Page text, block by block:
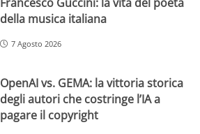
della musica italiana
7 Agosto 2026
OpenAI vs. GEMA: la vittoria storica
degli autori che costringe l’IA a
pagare il copyright